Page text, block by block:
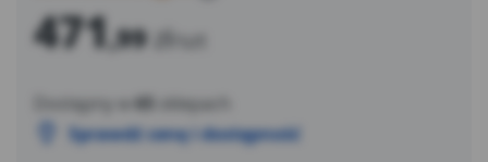
471,99 zł
Dostępny w 65
sklepach
Sprawdź cenę i dostępność